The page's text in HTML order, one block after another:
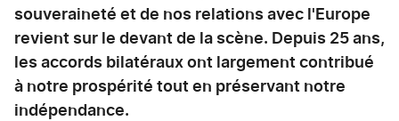
souveraineté et de nos relations avec l'Europe
revient sur le devant de la scène. Depuis 25 ans,
les accords bilatéraux ont largement contribué
à notre prospérité tout en préservant notre
indépendance.